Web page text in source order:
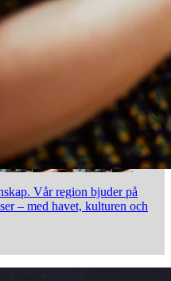
Vår region bjuder på
– med havet, kulturen och